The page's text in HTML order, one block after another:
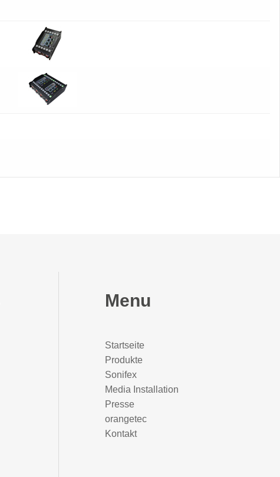
Menu
Startseite
Produkte
Sonifex
Media Installation
Presse
orangetec
Kontakt